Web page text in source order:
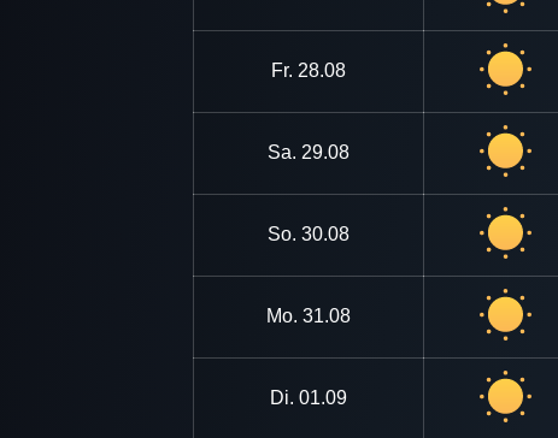
Fr. 28.08
Sa. 29.08
So. 30.08
Mo. 31.08
Di. 01.09